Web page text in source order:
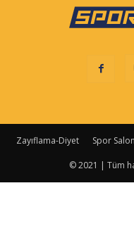
Zayıflama-Diyet Spor
© 2021 | Tüm